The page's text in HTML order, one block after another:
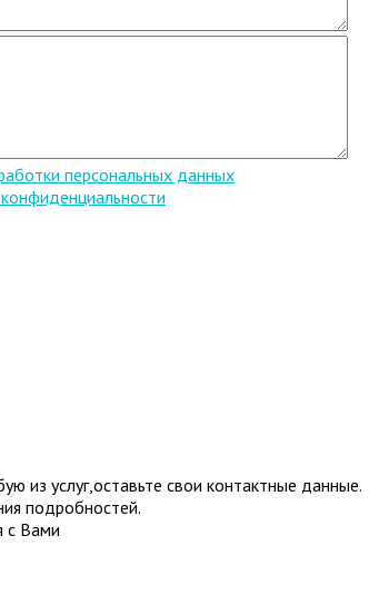
персональных данных
из услуг,оставьте свои контактные данные.
подробностей.
с Вами